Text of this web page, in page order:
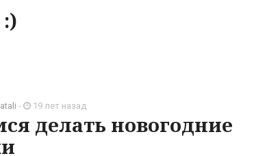
- 19 лет назад
делать новогодние